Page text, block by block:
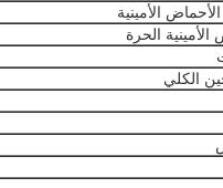
الأمينية
الأمينية الحرة
الكلي